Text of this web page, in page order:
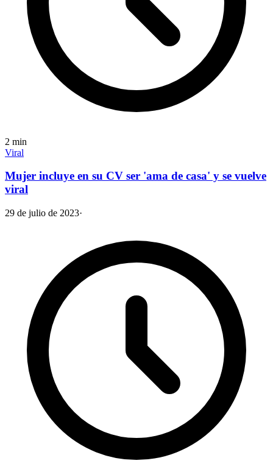
2 min
Viral
Mujer incluye en su CV ser 'ama de casa' y se vuelve
viral
29 de julio de 2023·